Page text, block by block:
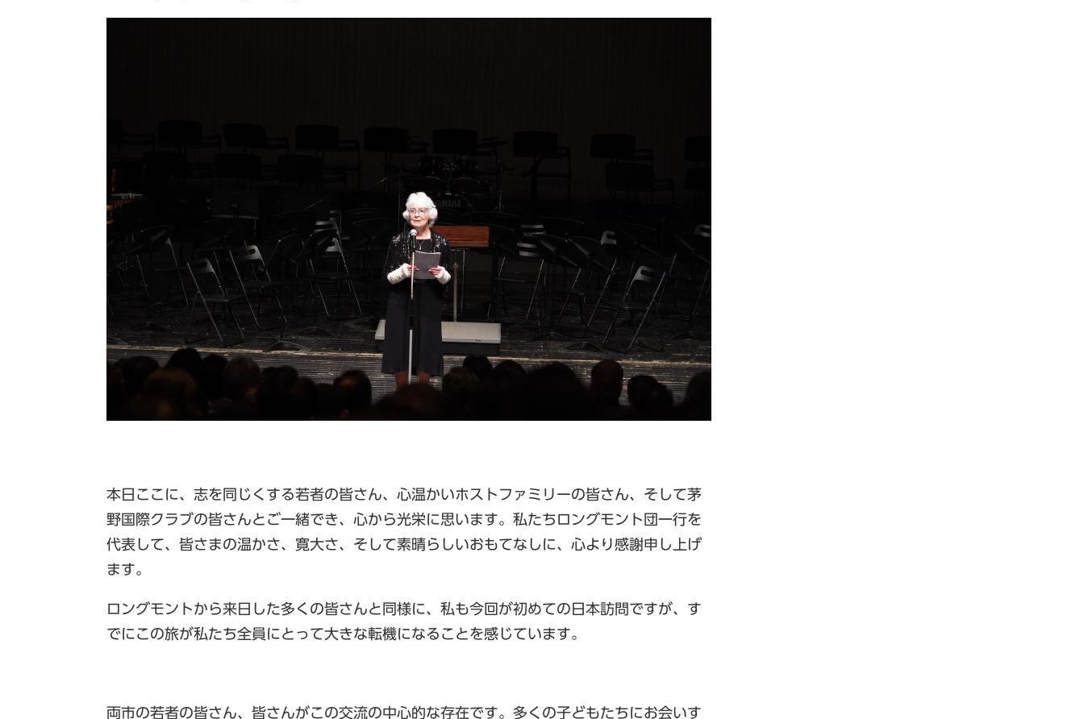
本日ここに、志を同じくする若者の皆さん、心温かいホストファミリーの皆さん、そして茅
野国際クラブの皆さんとご一緒でき、心から光栄に思います。私たちロングモント団一行を
代表して、皆さまの温かさ、寛大さ、そして素晴らしいおもてなしに、心より感謝申し上げ
ます。
ロングモントから来日した多くの皆さんと同様に、私も今回が初めての日本訪問ですが、す
でにこの旅が私たち全員にとって大きな転機になることを感じています。
両市の若者の皆さん、皆さんがこの交流の中心的な存在です。多くの子どもたちにお会いす